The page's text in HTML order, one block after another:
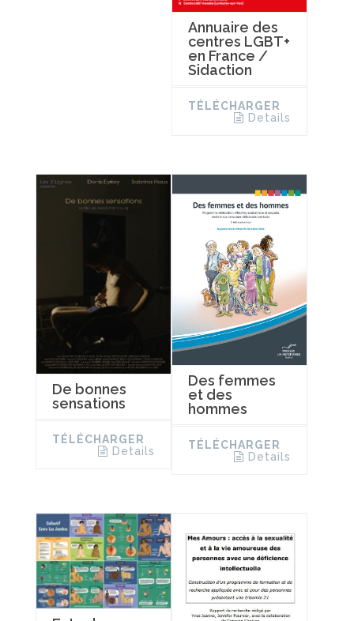
Annuaire des
centres LGBT+
en France /
Sidaction
TÉLÉCHARGER
Details
De bonnes
sensations
TÉLÉCHARGER
Details
Des femmes
et des
hommes
TÉLÉCHARGER
Details